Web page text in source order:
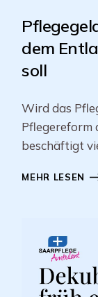
dem
soll
Wird das
Pflegereform
beschäftigt
MEHR LESEN